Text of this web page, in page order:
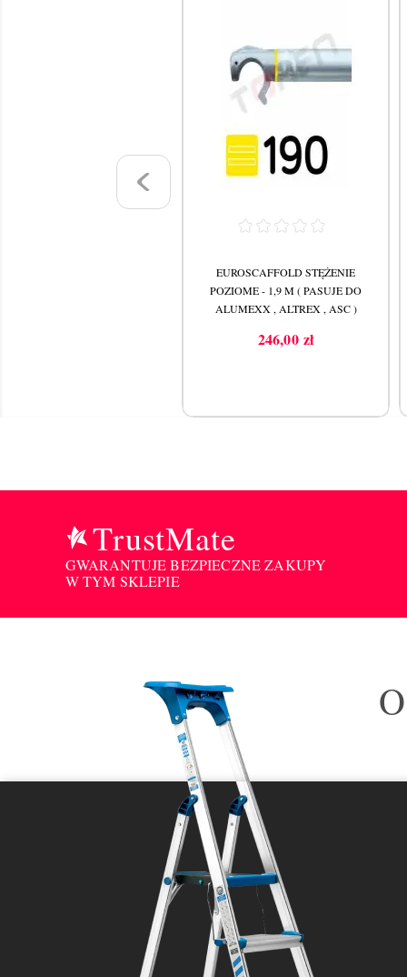
EUROSCAFFOLD STĘŻENIE
POZIOME - 1,9 M ( PASUJE DO
ALUMEXX , ALTREX , ASC )
Cena
246,00 zł
TrustMate
GWARANTUJE BEZPIECZNE ZAKUPY
W TYM SKLEPIE